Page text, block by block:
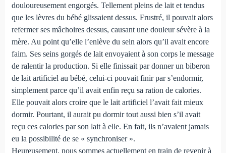
douloureusement engorgés. Tellement pleins de lait et tendus
que les lèvres du bébé glissaient dessus. Frustré, il pouvait alors
refermer ses mâchoires dessus, causant une douleur sévère à la
mère. Au point qu’elle l’enlève du sein alors qu’il avait encore
faim. Ses seins gorgés de lait envoyaient à son corps le message
de ralentir la production. Si elle finissait par donner un biberon
de lait artificiel au bébé, celui-ci pouvait finir par s’endormir,
simplement parce qu’il avait enfin reçu sa ration de calories.
Elle pouvait alors croire que le lait artificiel l’avait fait mieux
dormir. Pourtant, il aurait pu dormir tout aussi bien s’il avait
reçu ces calories par son lait à elle. En fait, ils n’avaient jamais
eu la possibilité de se « synchroniser ».
Heureusement, nous sommes actuellement en train de revenir à